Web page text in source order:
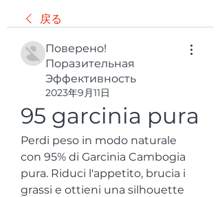
戻る
Поверено!
Поразительная
Эффективность
2023年9月11日
95 garcinia pura
Perdi peso in modo naturale
con 95% di Garcinia Cambogia
pura. Riduci l'appetito, brucia i
grassi e ottieni una silhouette